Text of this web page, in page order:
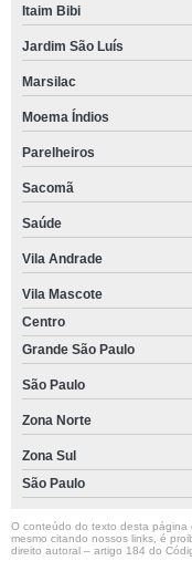
Itaim Bibi
Jardim São Luís
Marsilac
Moema Índios
Parelheiros
Sacomã
Saúde
Vila Andrade
Vila Mascote
Centro
Grande São Paulo
São Paulo
Zona Norte
Zona Sul
São Paulo
O conteúdo do texto desta página
mesmo citando nossos links, é
direito autoral – artigo 184 do